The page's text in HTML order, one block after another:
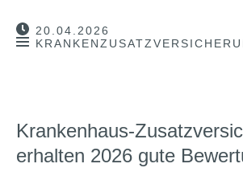
20.04.2026
Krankenhaus-
erhalten 2026 gute